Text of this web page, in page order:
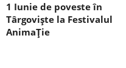
1 Iunie de poveste în
Târgoviște la Festivalul
AnimaȚie